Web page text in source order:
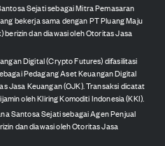
Sejati sebagai Mitra Pemasaran
bekerja sama dengan PT Pluang Maju
dan diawasi oleh Otoritas Jasa
Digital (Crypto Futures) difasilitasi
Pedagang Aset Keuangan Digital
Jasa Keuangan (OJK). Transaksi dicatat
oleh Kliring Komoditi Indonesia (KKI).
Santosa Sejati sebagai Agen Penjual
dan diawasi oleh Otoritas Jasa